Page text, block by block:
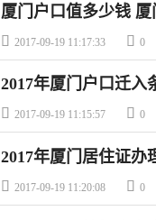
厦门户口值多少钱
 2017-09-19 11:17:33  0
2017年厦门户口迁入
 2017-09-19 11:15:57  0
2017年厦门居住证办
 2017-09-19 11:20:08  0